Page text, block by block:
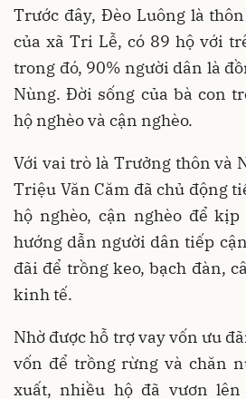
Trước đây, Đèo Luông là
của xã Tri Lễ, có 89 hộ với
trong đó, 90% người dân là
Nùng. Đời sống của bà con
hộ nghèo và cận nghèo.
Với vai trò là Trưởng thôn và
Triệu Văn Căm đã chủ động
hộ nghèo, cận nghèo để
hướng dẫn người dân tiếp
đãi để trồng keo, bạch đàn,
kinh tế.
Nhờ được hỗ trợ vay vốn ưu
vốn để trồng rừng và chăn
xuất, nhiều hộ đã vươn lên